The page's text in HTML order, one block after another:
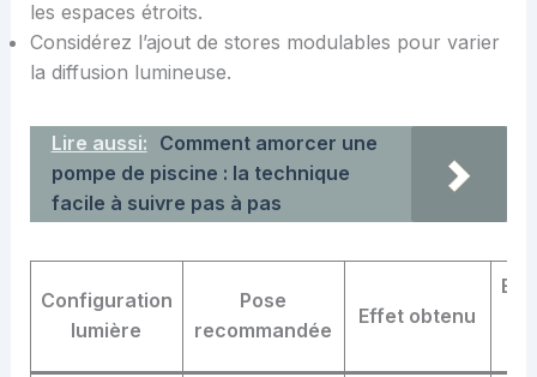
les espaces étroits.
Considérez l’ajout de stores modulables pour varier
la diffusion lumineuse.
Lire aussi: Comment amorcer une
pompe de piscine : la technique
facile à suivre pas à pas
Configuration
lumière
Pose
recommandée
Effet obtenu